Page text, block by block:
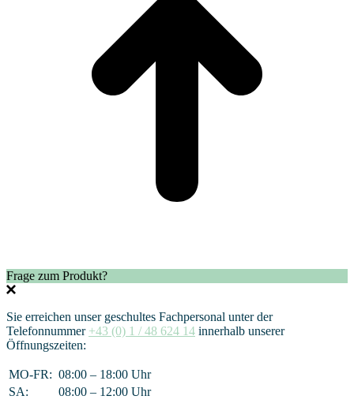
Frage zum Produkt?
Sie erreichen unser geschultes Fachpersonal unter der
Telefonnummer +43 (0) 1 / 48 624 14 innerhalb unserer
Öffnungszeiten:
MO-FR: 08:00 – 18:00 Uhr
SA:
08:00 – 12:00 Uhr